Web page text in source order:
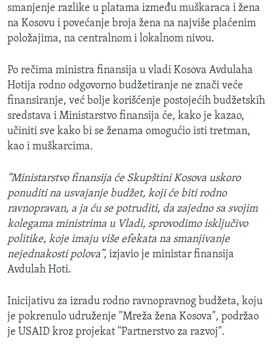
smanjenje razlike u platama između muškaraca i žena
na Kosovu i povećanje broja žena na najviše plaćenim
položajima, na centralnom i lokalnom nivou.
Po rečima ministra finansija u vladi Kosova Avdulaha
Hotija rodno odgovorno budžetiranje ne znači veće
finansiranje, već bolje korišćenje postojećih budžetskih
sredstava i Ministarstvo finansija će, kako je kazao,
učiniti sve kako bi se ženama omogućio isti tretman,
kao i muškarcima.
“Ministarstvo finansija će Skupštini Kosova uskoro
ponuditi na usvajanje budžet, koji će biti rodno
ravnopravan, a ja ću se potruditi, da zajedno sa svojim
kolegama ministrima u Vladi, sprovodimo isključivo
politike, koje imaju više efekata na smanjivanje
nejednakosti polova”, izjavio je ministar finansija
Avdulah Hoti.
Inicijativu za izradu rodno ravnopravnog budžeta, koju
je pokrenulo udruženje "Mreža žena Kosova", podržao
je USAID kroz projekat "Partnerstvo za razvoj".